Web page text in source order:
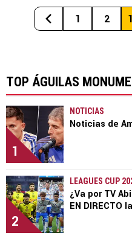
1 2
TOP ÁGUILAS
1
NOTICIAS
Noticias de
2
LEAGUES CUP
¿Va por TV
EN DIRECTO